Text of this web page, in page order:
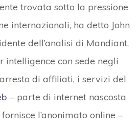
trovata sotto la pressione
internazionali, ha detto John
dell’analisi di Mandiant,
intelligence con sede negli
di affiliati, i servizi del
– parte di internet nascosta
l’anonimato online –